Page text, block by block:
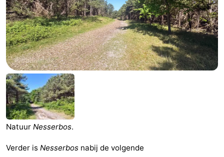
Overnachten
Appartementen
-
Ameland
State
Bed
(&
breakfasts)
Campings
Hotels
Vakantiehuizen
Natuur Nesserbos.
Verder is Nesserbos nabij de volgende